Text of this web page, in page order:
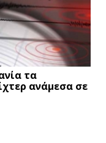
τα
ανάμεσα σε